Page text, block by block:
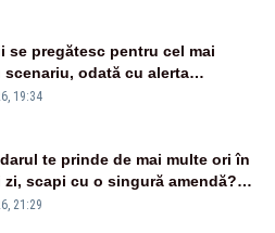
se pregătesc pentru cel mai
scenariu, odată cu alerta
19:34
te prinde de mai multe ori în
zi, scapi cu o singură amendă?
legea
21:29